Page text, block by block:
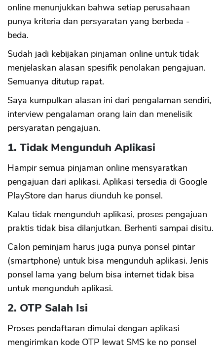
online menunjukkan bahwa setiap perusahaan
punya kriteria dan persyaratan yang berbeda -
beda.
Sudah jadi kebijakan pinjaman online untuk tidak
menjelaskan alasan spesifik penolakan pengajuan.
Semuanya ditutup rapat.
Saya kumpulkan alasan ini dari pengalaman sendiri,
interview pengalaman orang lain dan menelisik
persyaratan pengajuan.
1. Tidak Mengunduh Aplikasi
Hampir semua pinjaman online mensyaratkan
pengajuan dari aplikasi. Aplikasi tersedia di Google
PlayStore dan harus diunduh ke ponsel.
Kalau tidak mengunduh aplikasi, proses pengajuan
praktis tidak bisa dilanjutkan. Berhenti sampai disitu.
Calon peminjam harus juga punya ponsel pintar
(smartphone) untuk bisa mengunduh aplikasi. Jenis
ponsel lama yang belum bisa internet tidak bisa
untuk mengunduh aplikasi.
2. OTP Salah Isi
Proses pendaftaran dimulai dengan aplikasi
mengirimkan kode OTP lewat SMS ke no ponsel